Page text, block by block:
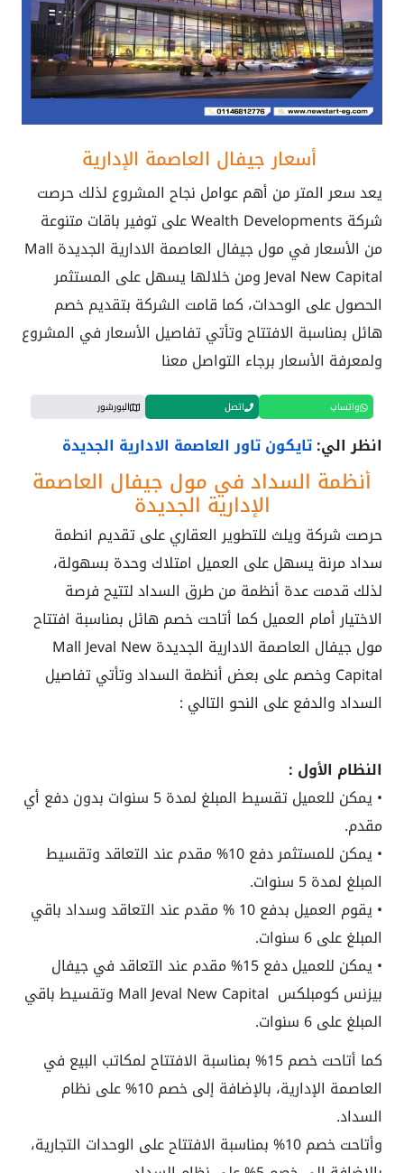
أسعار جيفال العاصمة الإدارية
يعد سعر المتر من أهم عوامل نجاح المشروع لذلك حرصت
شركة Wealth Developments على توفير باقات متنوعة
من الأسعار في مول جيفال العاصمة الادارية الجديدة Mall
Jeval New Capitalومن خلالها يسهل على المستثمر
الحصول على الوحدات، كما قامت الشركة بتقديم خصم
هائل بمناسبة الافتتاح وتأتي تفاصيل الأسعار في المشروع
ولمعرفة الأسعار برجاء التواصل معنا
واتساب اتصل البورشور
انظر الي:تايكون تاور العاصمة الادارية الجديدة
أنظمة السداد في مول جيفال العاصمة
الإدارية الجديدة
حرصت شركة ويلث للتطوير العقاري على تقديم انطمة
سداد مرنة يسهل على العميل امتلاك وحدة بسهولة،
لذلك قدمت عدة أنظمة من طرق السداد لتتيح فرصة
الاختيار أمام العميل كما أتاحت خصم هائل بمناسبة افتتاح
مول جيفال العاصمة الادارية الجديدةMall Jeval New
Capital وخصم على بعض أنظمة السداد وتأتي تفاصيل
السداد والدفع على النحو التالي :
النظام الأول :
• يمكن للعميل تقسيط المبلغ لمدة 5 سنوات بدون دفع أي
مقدم.
• يمكن للمستثمر دفع 10% مقدم عند التعاقد وتقسيط
المبلغ لمدة 5 سنوات.
• يقوم العميل بدفع 10 % مقدم عند التعاقد وسداد باقي
المبلغ على 6 سنوات.
• يمكن للعميل دفع 15% مقدم عند التعاقد في جيفال
بيزنس كومبلكس Mall Jeval New Capital وتقسيط باقي
المبلغ على 6 سنوات.
كما أتاحت خصم 15% بمناسبة الافتتاح لمكاتب البيع في
العاصمة الإدارية، بالإضافة إلى خصم 10% على نظام
السداد.
وأتاحت خصم 10% بمناسبة الافتتاح على الوحدات التجارية،